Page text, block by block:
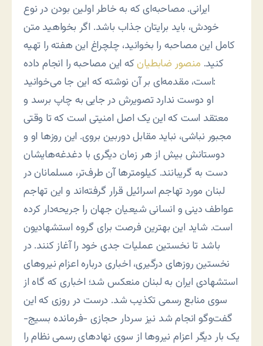
ایرانی. مصاحبه‌ای که به خاطر اولین بودن در نوع
خودش، باید برایتان جذاب باشد. اگر بخواهید متن
کامل این مصاحبه را بخوانید، چلچراغ این هفته را تهیه
کنید. منصور ضابطیانکه این مصاحبه را انجام داده
است، مقدمه‌ای بر آن نوشته که این جا می‌خوانید:
او دوست ندارد تصویرش در جایی به چاپ برسد و
معتقد است که این یک اصل امنیتی است که تا وقتی
مجبور نباشی، نباید مقابل دوربین بروی. این روزها او و
دوستانش بیش از هر زمان دیگری با دغدغه‌هایشان
دست به گریبانند. کیلومترها آن طرف‌تر، مسلمانان در
لبنان مورد تهاجم اسرائیل قرار گرفته‌اند و این تهاجم
عواطف دینی و انسانی شیعیان جهان را جریحه‌دار کرده
است. شاید این بهترین فرصت برای گروه استشهادیون
باشد تا نخستین عملیات جدی خود را آغاز کنند. در
نخستین روزهای درگیری، اخباری درباره اعزام نیروهای
استشهادی ایران به لبنان منعکس شد؛ اخباری که گاه از
سوی منابع رسمی تکذیب شد. درست در روزی که این
گفت‌وگو انجام شد نیز سردار حجازی -فرمانده بسیج-
یک بار دیگر اعزام نیروها از سوی نهادهای رسمی نظام را